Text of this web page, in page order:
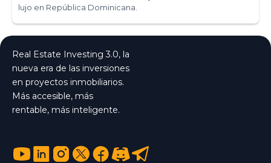
lujo en República Dominicana.
Real Estate Investing 3.0, la
nueva era de las inversiones
en proyectos inmobiliarios.
Más accesible, más
rentable, más inteligente.